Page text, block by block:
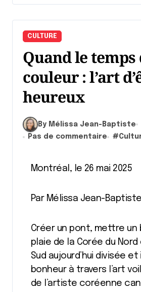
CULTURE
Quand le
couleur : l’art
heureux
By Mélissa Jean-Baptiste
Pas de commentaire
#
Montréal, le 26 mai 2025
Par Mélissa Jean-Baptiste
Créer un pont, mettre un
plaie de la Corée du
Sud aujourd’hui divisée
bonheur à travers l’art
de l’artiste coréenne